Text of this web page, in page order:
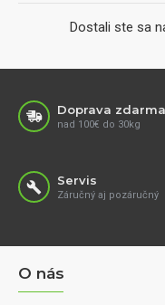
Dostali ste sa
Doprava zdarma
nad 100€ do 30kg
Servis
Záručný aj pozáručný
O nás